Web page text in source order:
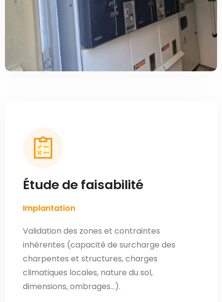
Étude de faisabilité
Implantation
Validation des zones et contraintes
inhérentes (capacité de surcharge des
charpentes et structures, charges
climatiques locales, nature du sol,
dimensions, ombrages…).